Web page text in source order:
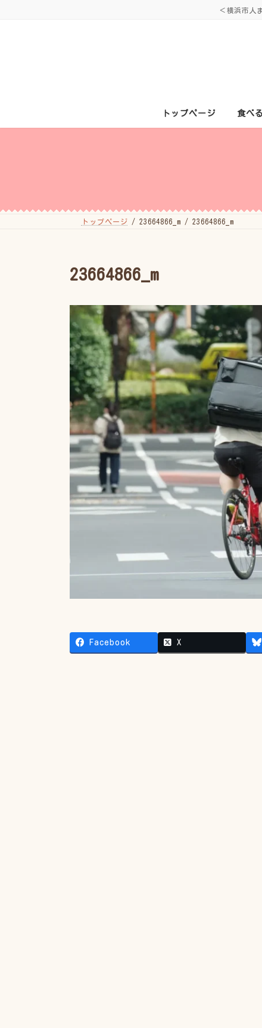
＜横浜市人
トップページ 食べる
トップページ 23664866_m 23664866_m
23664866_m
Facebook X